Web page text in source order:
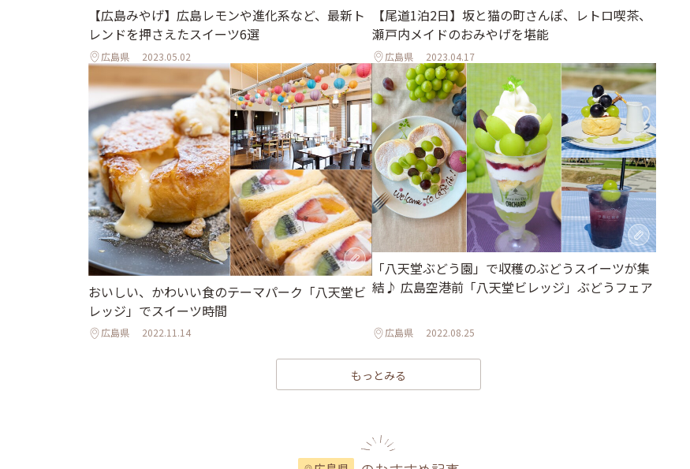
【広島みやげ】広島レモンや進化系など、最新ト
レンドを押さえたスイーツ6選
広島県 2023.05.02
【尾道1泊2日】坂と猫の町さんぽ、レトロ喫茶、
瀬戸内メイドのおみやげを堪能
広島県 2023.04.17
おいしい、かわいい食のテーマパーク「八天堂ビ
レッジ」でスイーツ時間
広島県 2022.11.14
「八天堂ぶどう園」で収穫のぶどうスイーツが集
結♪ 広島空港前「八天堂ビレッジ」ぶどうフェア
広島県 2022.08.25
もっとみる